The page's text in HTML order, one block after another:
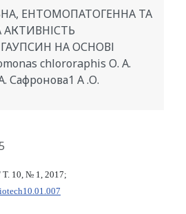
ЕНТОМОПАТОГЕННА ТА
АКТИВНІСТЬ
НА ОСНОВІ
chlororaphis О. А.
Сафронова1 А .О.
10, № 1, 2017;